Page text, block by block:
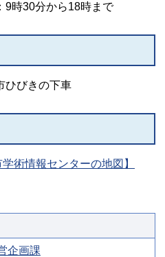
時30分から18時まで
ひびきの下車
術情報センターの地図】
企画課